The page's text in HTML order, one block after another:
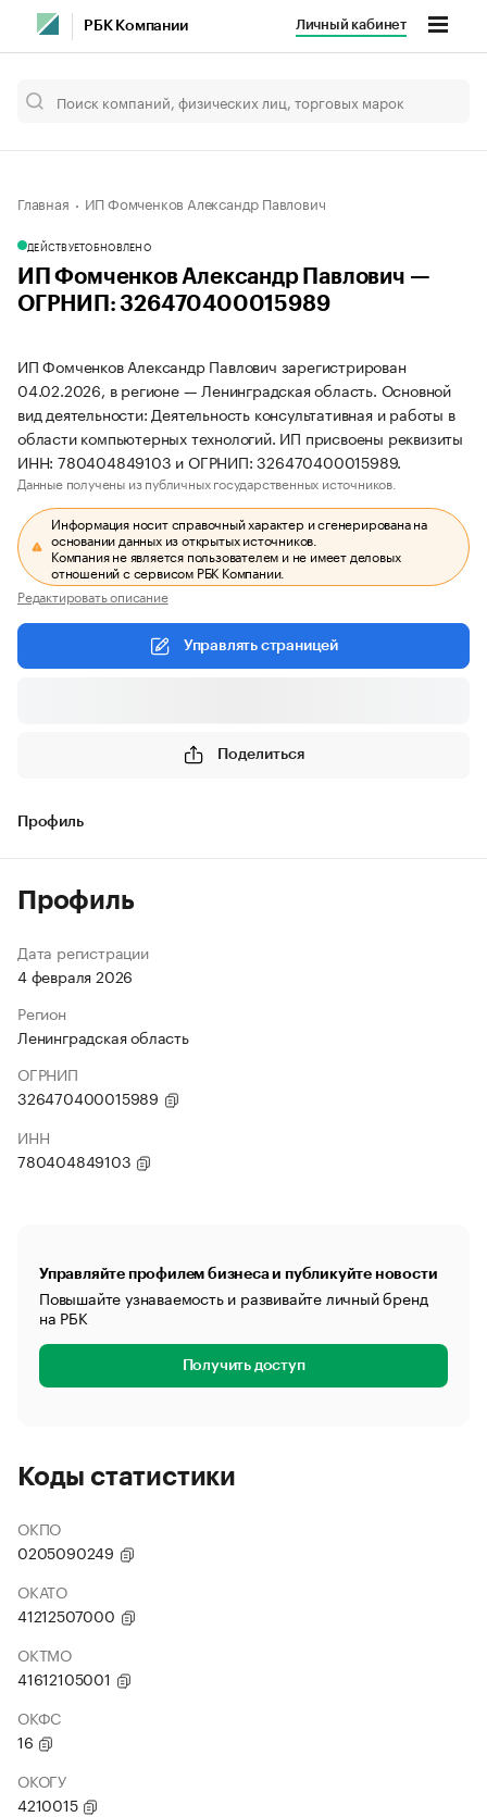
РБК Компании Личный кабинет
Главная ИП Фомченков Александр Павлович
ДЕЙСТВУЕТОБНОВЛЕНО
ИП Фомченков Александр Павлович —
ОГРНИП: 326470400015989
ИП Фомченков Александр Павлович зарегистрирован
04.02.2026, в регионе — Ленинградская область. Основной
вид деятельности: Деятельность консультативная и работы в
области компьютерных технологий. ИП присвоены реквизиты
ИНН: 780404849103 и ОГРНИП: 326470400015989.
Данные получены из публичных государственных источников.
Информация носит справочный характер и сгенерирована на
основании данных из открытых источников.
Компания не является пользователем и не имеет деловых
отношений с сервисом РБК Компании.
Редактировать описание
Управлять страницей
Поделиться
Профиль
Профиль
Дата регистрации
4 февраля 2026
Регион
Ленинградская область
ОГРНИП
326470400015989
ИНН
780404849103
Управляйте профилем бизнеса и публикуйте новости
Повышайте узнаваемость и развивайте личный бренд
на РБК
Получить доступ
Коды статистики
ОКПО
0205090249
ОКАТО
41212507000
ОКТМО
41612105001
ОКФС
16
ОКОГУ
4210015